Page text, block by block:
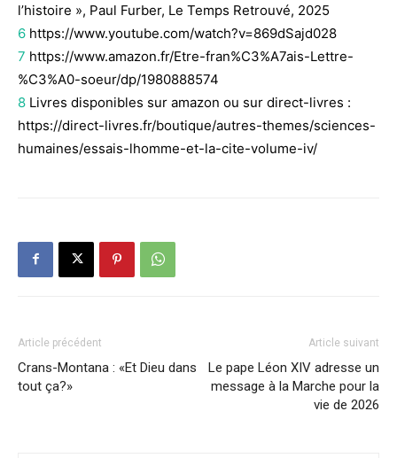
l’histoire », Paul Furber, Le Temps Retrouvé, 2025
6 https://www.youtube.com/watch?v=869dSajd028
7 https://www.amazon.fr/Etre-fran%C3%A7ais-Lettre-
%C3%A0-soeur/dp/1980888574
8 Livres disponibles sur amazon ou sur direct-livres :
https://direct-livres.fr/boutique/autres-themes/sciences-
humaines/essais-lhomme-et-la-cite-volume-iv/
Article précédent
Crans-Montana : «Et Dieu dans
tout ça?»
Article suivant
Le pape Léon XIV adresse un
message à la Marche pour la
vie de 2026